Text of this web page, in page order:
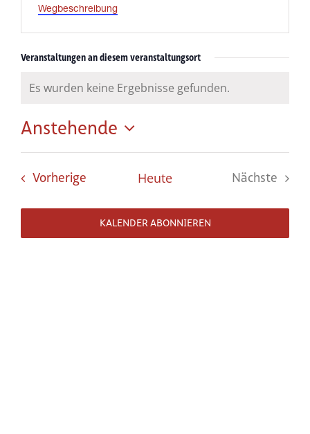
Wegbeschreibung
Veranstaltungen an diesem veranstaltungsort
Hinweis
Es wurden keine Ergebnisse gefunden.
Anstehende
Datum
wählen.
VorherigeVeranstaltungen
Heute
Nächste
KALENDER ABONNIEREN